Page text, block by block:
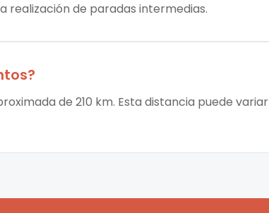
realización de paradas intermedias.
?
de 210 km. Esta distancia puede variar